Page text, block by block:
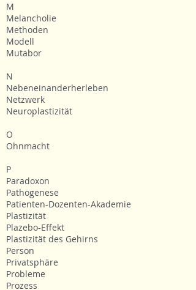
M
Melancholie
Methoden
Modell
Mutabor
N
Nebeneinanderherleben
Netzwerk
Neuroplastizität
O
Ohnmacht
P
Paradoxon
Pathogenese
Patienten-Dozenten-Akademie
Plastizität
Plazebo-Effekt
Plastizität des Gehirns
Person
Privatsphäre
Probleme
Prozess